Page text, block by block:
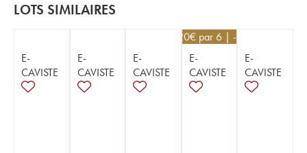
LOTS SIMILAIRES
E-
CAVISTE
E-
CAVISTE
E-
CAVISTE
25,20€ par 6 | -10%
E-
CAVISTE
E-
CAVISTE